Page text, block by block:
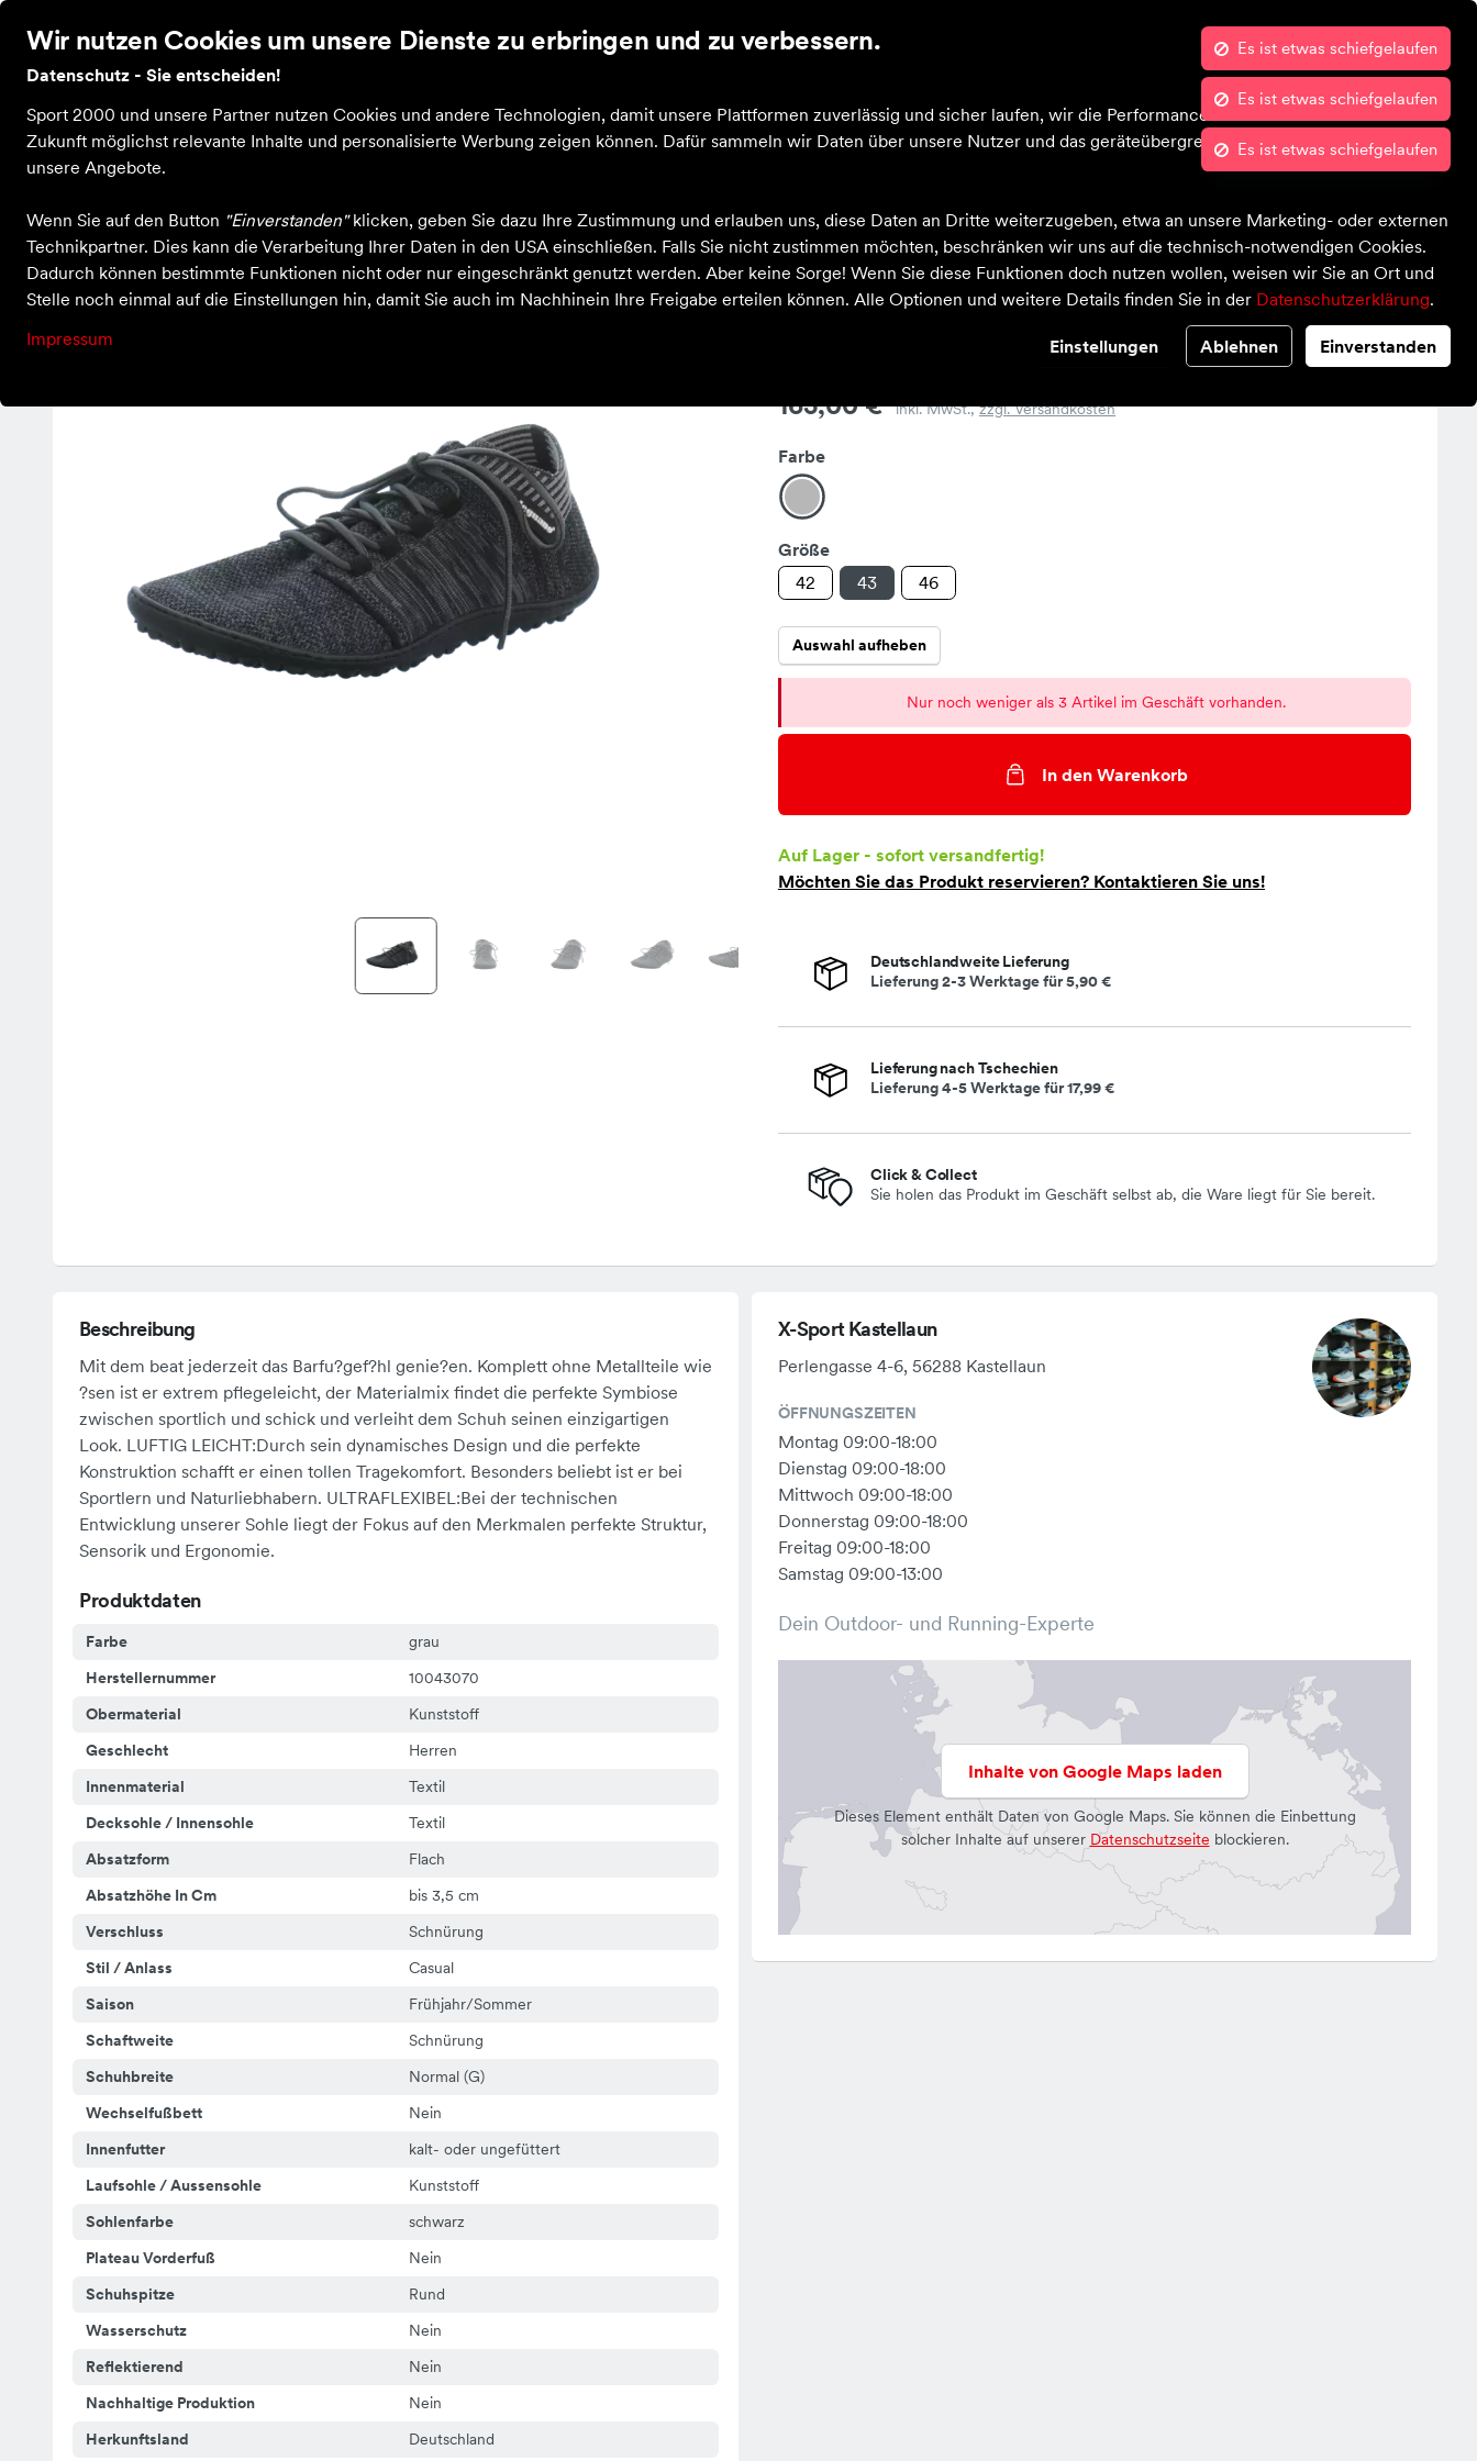
Wir nutzen Cookies um unsere Dienste zu erbringen und zu verbessern.
Datenschutz - Sie entscheiden!
Sport 2000 und unsere Partner nutzen Cookies und andere Technologien, damit unsere Plattformen zuverlässig und sicher laufen, wir die Performance nachvollziehen und Ihnen in
Zukunft möglichst relevante Inhalte und personalisierte Werbung zeigen können. Dafür sammeln wir Daten über unsere Nutzer und das geräteübergreifende Verhalten in Bezug auf
unsere Angebote.
Wenn Sie auf den Button "Einverstanden"klicken, geben Sie dazu Ihre Zustimmung und erlauben uns, diese Daten an Dritte weiterzugeben, etwa an unsere Marketing- oder externen
Technikpartner. Dies kann die Verarbeitung Ihrer Daten in den USA einschließen. Falls Sie nicht zustimmen möchten, beschränken wir uns auf die technisch-notwendigen Cookies.
Dadurch können bestimmte Funktionen nicht oder nur eingeschränkt genutzt werden. Aber keine Sorge! Wenn Sie diese Funktionen doch nutzen wollen, weisen wir Sie an Ort und
Stelle noch einmal auf die Einstellungen hin, damit Sie auch im Nachhinein Ihre Freigabe erteilen können. Alle Optionen und weitere Details finden Sie in der Datenschutzerklärung.
Impressum
Einstellungen Ablehnen Einverstanden
Mein Konto Warenkorb
Bekleidung Schuhe Ausrüstung Gutscheine Blog Über uns
Preis
165,00 € inkl. MwSt.,zzgl. Versandkosten
Farbe
Größe
42
43 46
Auswahl aufheben
Nur noch weniger als 3 Artikel im Geschäft vorhanden.
In den Warenkorb
Auf Lager - sofort versandfertig!
Möchten Sie das Produkt reservieren? Kontaktieren Sie uns!
Deutschlandweite Lieferung
Lieferung 2-3 Werktage für5,90 €
Lieferung nach Tschechien
Lieferung 4-5 Werktage für17,99 €
Click & Collect
Sie holen das Produkt im Geschäft selbst ab, die Ware liegt für Sie bereit.
Beschreibung
Mit dem beat jederzeit das Barfu?gef?hl genie?en. Komplett ohne Metallteile wie
?sen ist er extrem pflegeleicht, der Materialmix findet die perfekte Symbiose
zwischen sportlich und schick und verleiht dem Schuh seinen einzigartigen
Look. LUFTIG LEICHT:Durch sein dynamisches Design und die perfekte
Konstruktion schafft er einen tollen Tragekomfort. Besonders beliebt ist er bei
Sportlern und Naturliebhabern. ULTRAFLEXIBEL:Bei der technischen
Entwicklung unserer Sohle liegt der Fokus auf den Merkmalen perfekte Struktur,
Sensorik und Ergonomie.
Produktdaten
Farbe
grau
Herstellernummer
10043070
Obermaterial
Kunststoff
Geschlecht
Herren
Innenmaterial
Textil
Decksohle / Innensohle
Textil
Absatzform
Flach
Absatzhöhe In Cm
bis 3,5 cm
Verschluss
Schnürung
Stil / Anlass
Casual
Saison
Frühjahr/Sommer
Schaftweite
Schnürung
Schuhbreite
Normal (G)
Wechselfußbett
Nein
Innenfutter
kalt- oder ungefüttert
Laufsohle / Aussensohle
Kunststoff
Sohlenfarbe
schwarz
Plateau Vorderfuß
Nein
Schuhspitze
Rund
Wasserschutz
Nein
Reflektierend
Nein
Nachhaltige Produktion
Nein
Herkunftsland
Deutschland
X-Sport Kastellaun
Perlengasse 4-6, 56288 Kastellaun
ÖFFNUNGSZEITEN
Montag 09:00-18:00
Dienstag 09:00-18:00
Mittwoch 09:00-18:00
Donnerstag 09:00-18:00
Freitag 09:00-18:00
Samstag 09:00-13:00
Dein Outdoor- und Running-Experte
Inhalte von Google Maps laden
Dieses Element enthält Daten von Google Maps. Sie können die Einbettung
solcher Inhalte auf unserer Datenschutzseite blockieren.